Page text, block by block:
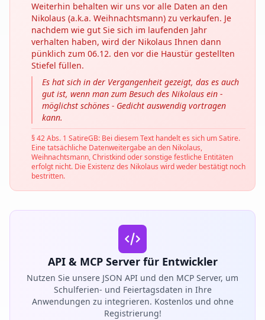
Weiterhin behalten wir uns vor alle Daten an den
Nikolaus (a.k.a. Weihnachtsmann) zu verkaufen. Je
nachdem wie gut Sie sich im laufenden Jahr
verhalten haben, wird der Nikolaus Ihnen dann
pünklich zum 06.12. den vor die Haustür gestellten
Stiefel füllen.
Es hat sich in der Vergangenheit gezeigt, das es auch
gut ist, wenn man zum Besuch des Nikolaus ein -
möglichst schönes - Gedicht auswendig vortragen
kann.
§ 42 Abs. 1 SatireGB: Bei diesem Text handelt es sich um Satire.
Eine tatsächliche Datenweitergabe an den Nikolaus,
Weihnachtsmann, Christkind oder sonstige festliche Entitäten
erfolgt nicht. Die Existenz des Nikolaus wird weder bestätigt noch
bestritten.
API & MCP Server für Entwickler
Nutzen Sie unsere JSON API und den MCP Server, um
Schulferien- und Feiertagsdaten in Ihre
Anwendungen zu integrieren. Kostenlos und ohne
Registrierung!